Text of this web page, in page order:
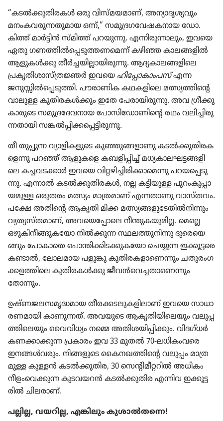
“കടൽക്കു​തി​രകൾ ഒരു വിസ്‌മ​യ​മാണ്‌, അന്യാ​ദൃ​ശ്യ​വും
മനംക​വ​രു​ന്ന​തു​മായ ഒന്ന്‌,” സമു​ദ്ര​ഗ​വേ​ഷ​ക​നായ ഡോ.
കിത്ത്‌ മാർട്ടിൻ സ്‌മിത്ത്‌ പറയുന്നു. എന്നിരു​ന്നാ​ലും, ഇവയെ
ഏതു ഗണത്തിൽപ്പെ​ടു​ത്ത​ണ​മെന്ന്‌ കഴിഞ്ഞ കാലങ്ങ​ളിൽ
ആളുകൾക്കു തീർച്ച​യി​ല്ലാ​യി​രു​ന്നു. ആദ്യകാ​ല​ങ്ങ​ളി​ലെ
പ്രകൃ​തി​ശാ​സ്‌ത്രജ്ഞർ ഇവയെ ഹിപ്പോ​കാം​പസ്‌എന്ന
ജനുസ്സിൽപ്പെ​ടു​ത്തി. പൗരാ​ണിക കഥകളി​ലെ മത്സ്യത്തി​ന്റെ
വാലുള്ള കുതി​ര​കൾക്കും ഇതേ പേരാ​യി​രു​ന്നു. അവ ഗ്രീക്കു​
കാ​രു​ടെ സമു​ദ്ര​ദേ​വ​നായ പോസി​ഡോ​ണി​ന്റെ രഥം വലിച്ചി​രു​
ന്ന​താ​യി സങ്കൽപ്പി​ക്ക​പ്പെ​ട്ടി​രു​ന്നു.
തീ തുപ്പുന്ന വ്യാളി​ക​ളു​ടെ കുഞ്ഞു​ങ്ങ​ളാ​ണു കടൽക്കു​തി​ര​ക​
ളെന്നു പറഞ്ഞ്‌ ആളുകളെ കബളി​പ്പിച്ച്‌ മധ്യകാ​ല​ഘ​ട്ട​ങ്ങ​ളി​
ലെ കച്ചവട​ക്കാർ ഇവയെ വിറ്റഴി​ച്ചി​രി​ക്കാ​മെന്നു പറയ​പ്പെ​ടു​
ന്നു. എന്നാൽ കടൽക്കു​തി​രകൾ, നല്ല കട്ടിയുള്ള പുറം​കു​പ്പാ​
യ​മുള്ള ഒരുതരം മത്സ്യം മാത്ര​മാണ്‌ എന്നതാണു വാസ്‌തവം.
പക്ഷേ അതിന്റെ ആകൃതി മിക്ക മത്സ്യങ്ങ​ളു​ടേ​തിൽനി​ന്നും
വ്യത്യ​സ്‌ത​മാണ്‌, അവയെ​പ്പോ​ലെ നീന്തു​ക​യു​മില്ല. മെല്ലെ
ഒഴുകി​നീ​ങ്ങു​ക​യോ നിൽക്കുന്ന സ്ഥലത്തു​നി​ന്നു ദൂരെ​യെ​
ങ്ങും പോകാ​തെ പൊന്തി​ക്കി​ട​ക്കു​ക​യോ ചെയ്യുന്ന ഇക്കൂട്ടരെ
കണ്ടാൽ, ലോല​മായ പളുങ്കു കുതി​ര​ക​ളാ​ണെ​ന്നും ചതുരം​ഗ​
ക്ക​ള​ത്തി​ലെ കുതി​ര​കൾക്കു ജീവൻവെ​ച്ച​താ​ണെ​ന്നും
തോന്നും.
ഉഷ്‌ണ​ജ​ല​സ​മൃ​ദ്ധ​മായ തീരക്ക​ട​ലു​ക​ളി​ലാണ്‌ ഇവയെ സാധാ​
ര​ണ​മാ​യി കാണു​ന്നത്‌. അവയുടെ ആകൃതി​യി​ലെ​യും വലുപ്പ​
ത്തി​ലെ​യും വൈവി​ധ്യം നമ്മെ അതിശ​യി​പ്പി​ക്കും. വിദഗ്‌ധർ
കണക്കാ​ക്കുന്ന പ്രകാരം ഇവ 33 മുതൽ 70-ലധികം​വരെ
ഇനങ്ങൾവ​രും. നിങ്ങളു​ടെ കൈന​ഖ​ത്തി​ന്റെ വലുപ്പം മാത്ര​
മുള്ള കുള്ളൻ കടൽക്കു​തിര, 30 സെന്റി​മീ​റ്റ​റിൽ അധികം
നീളം​വെ​ക്കുന്ന കുടവ​യറൻ കടൽക്കു​തിര എന്നിവ ഇക്കൂട്ട​
രിൽ ചിലരാണ്‌.
പല്ലില്ല, വയറില്ല, എങ്കിലും കുശാൽതന്നെ!